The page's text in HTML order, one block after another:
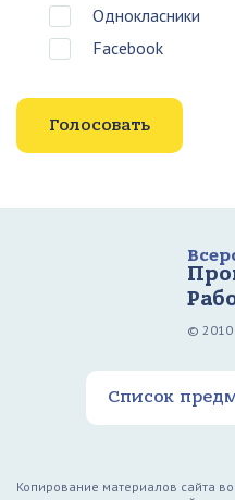
Однокласники
Facebook
© 2010
Список
Копирование материалов сайта